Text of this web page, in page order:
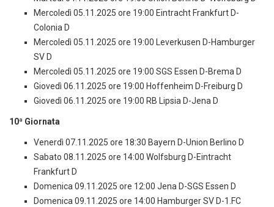
Mercoledì 05.11.2025 ore 19:00 Eintracht Frankfurt D-
Colonia D
Mercoledì 05.11.2025 ore 19:00 Leverkusen D-Hamburger
SV D
Mercoledì 05.11.2025 ore 19:00 SGS Essen D-Brema D
Giovedì 06.11.2025 ore 19:00 Hoffenheim D-Freiburg D
Giovedì 06.11.2025 ore 19:00 RB Lipsia D-Jena D
10ª Giornata
Venerdì 07.11.2025 ore 18:30 Bayern D-Union Berlino D
Sabato 08.11.2025 ore 14:00 Wolfsburg D-Eintracht
Frankfurt D
Domenica 09.11.2025 ore 12:00 Jena D-SGS Essen D
Domenica 09.11.2025 ore 14:00 Hamburger SV D-1.FC